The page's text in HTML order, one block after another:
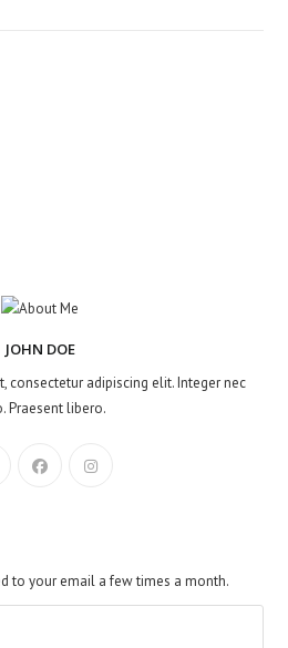
JOHN DOE
consectetur adipiscing elit. Integer nec
Praesent libero.
to your email a few times a month.